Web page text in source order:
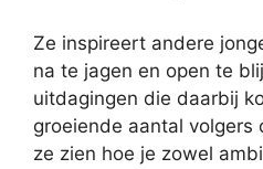
Ze inspireert andere
na te jagen en open te
uitdagingen die daarbij
groeiende aantal volgers
ze zien hoe je zowel